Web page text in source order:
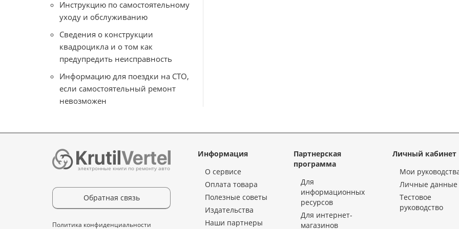
Инструкцию по самостоятельному
уходу и обслуживанию
Сведения о конструкции
квадроцикла и о том как
предупредить неисправность
Информацию для поездки на СТО,
если самостоятельный ремонт
невозможен
электронные книги по ремонту авто
Обратная связь
Политика конфиденциальности
Информация
О сервисе
Оплата товара
Полезные советы
Издательства
Наши партнеры
Партнерская
программа
Для
информационных
ресурсов
Для интернет-
магазинов
Личный кабинет
Мои
Личные данные
Тестовое
руководство